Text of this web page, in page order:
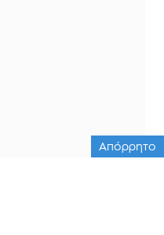
Απόρρητο